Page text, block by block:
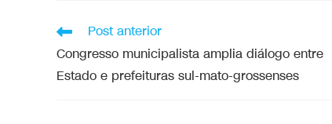
Post anterior
Congresso municipalista amplia diálogo entre
Estado e prefeituras sul-mato-grossenses